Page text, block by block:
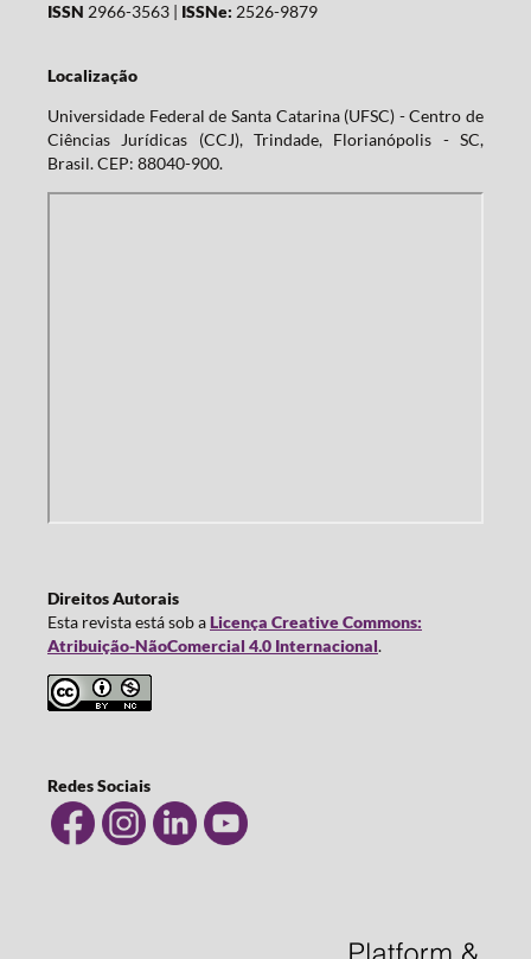
ISSN 2966-3563 | ISSNe: 2526-9879
Localização
Universidade Federal de Santa Catarina (UFSC) - Centro de
Ciências Jurídicas (CCJ), Trindade, Florianópolis - SC,
Brasil. CEP: 88040-900.
Direitos Autorais
Esta revista está sob aLicença Creative Commons:
Atribuição-NãoComercial 4.0 Internacional.
Redes Sociais